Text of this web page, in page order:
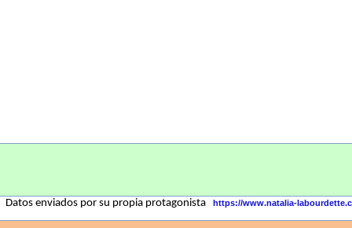
Datos enviados por su propia protagonista https://www.natalia-